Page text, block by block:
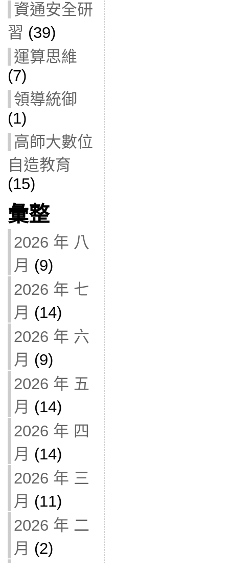
資通安全研
習 (39)
運算思維
(7)
領導統御
(1)
高師大數位
自造教育
(15)
彙整
2026 年 八
月 (9)
2026 年 七
月 (14)
2026 年 六
月 (9)
2026 年 五
月 (14)
2026 年 四
月 (14)
2026 年 三
月 (11)
2026 年 二
月 (2)